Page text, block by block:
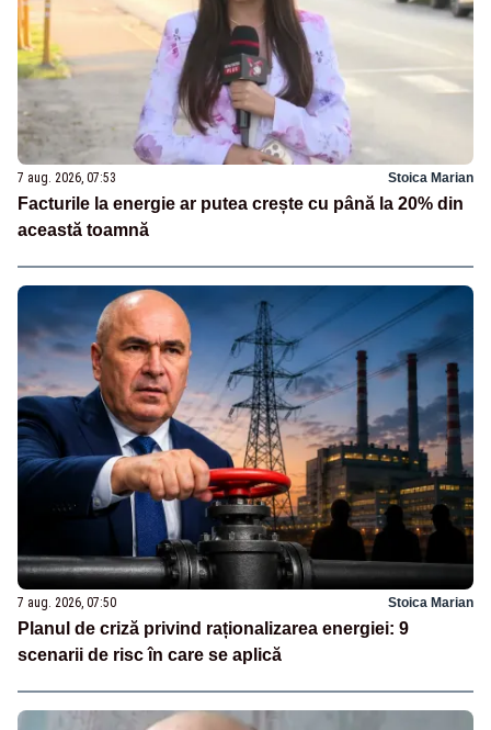
7 aug. 2026, 07:53 Stoica Marian
Facturile la energie ar putea crește cu până la 20% din
această toamnă
7 aug. 2026, 07:50 Stoica Marian
Planul de criză privind raționalizarea energiei: 9
scenarii de risc în care se aplică